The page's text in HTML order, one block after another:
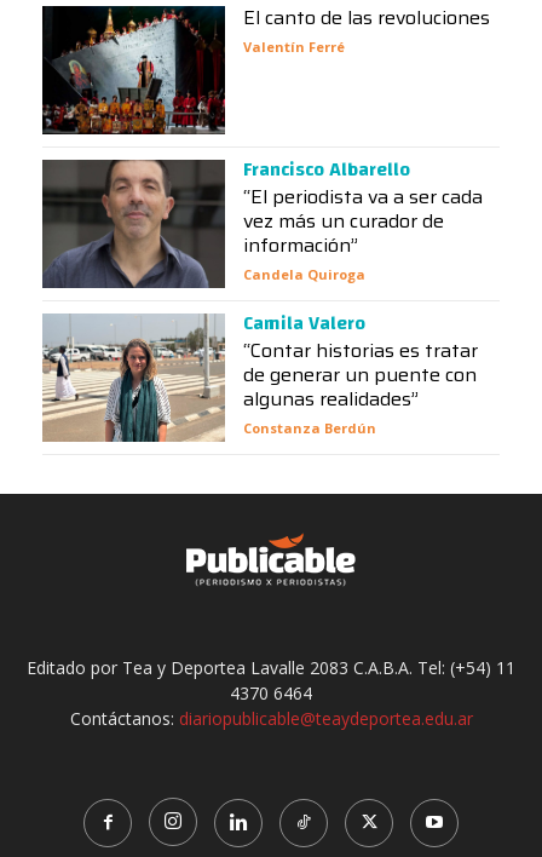
El canto de las revoluciones
Valentín Ferré
Francisco Albarello
“El periodista va a ser cada
vez más un curador de
información”
Candela Quiroga
Camila Valero
“Contar historias es tratar
de generar un puente con
algunas realidades”
Constanza Berdún
Editado por Tea y Deportea Lavalle 2083 C.A.B.A. Tel: (+54) 11
4370 6464
Contáctanos: diariopublicable@teaydeportea.edu.ar